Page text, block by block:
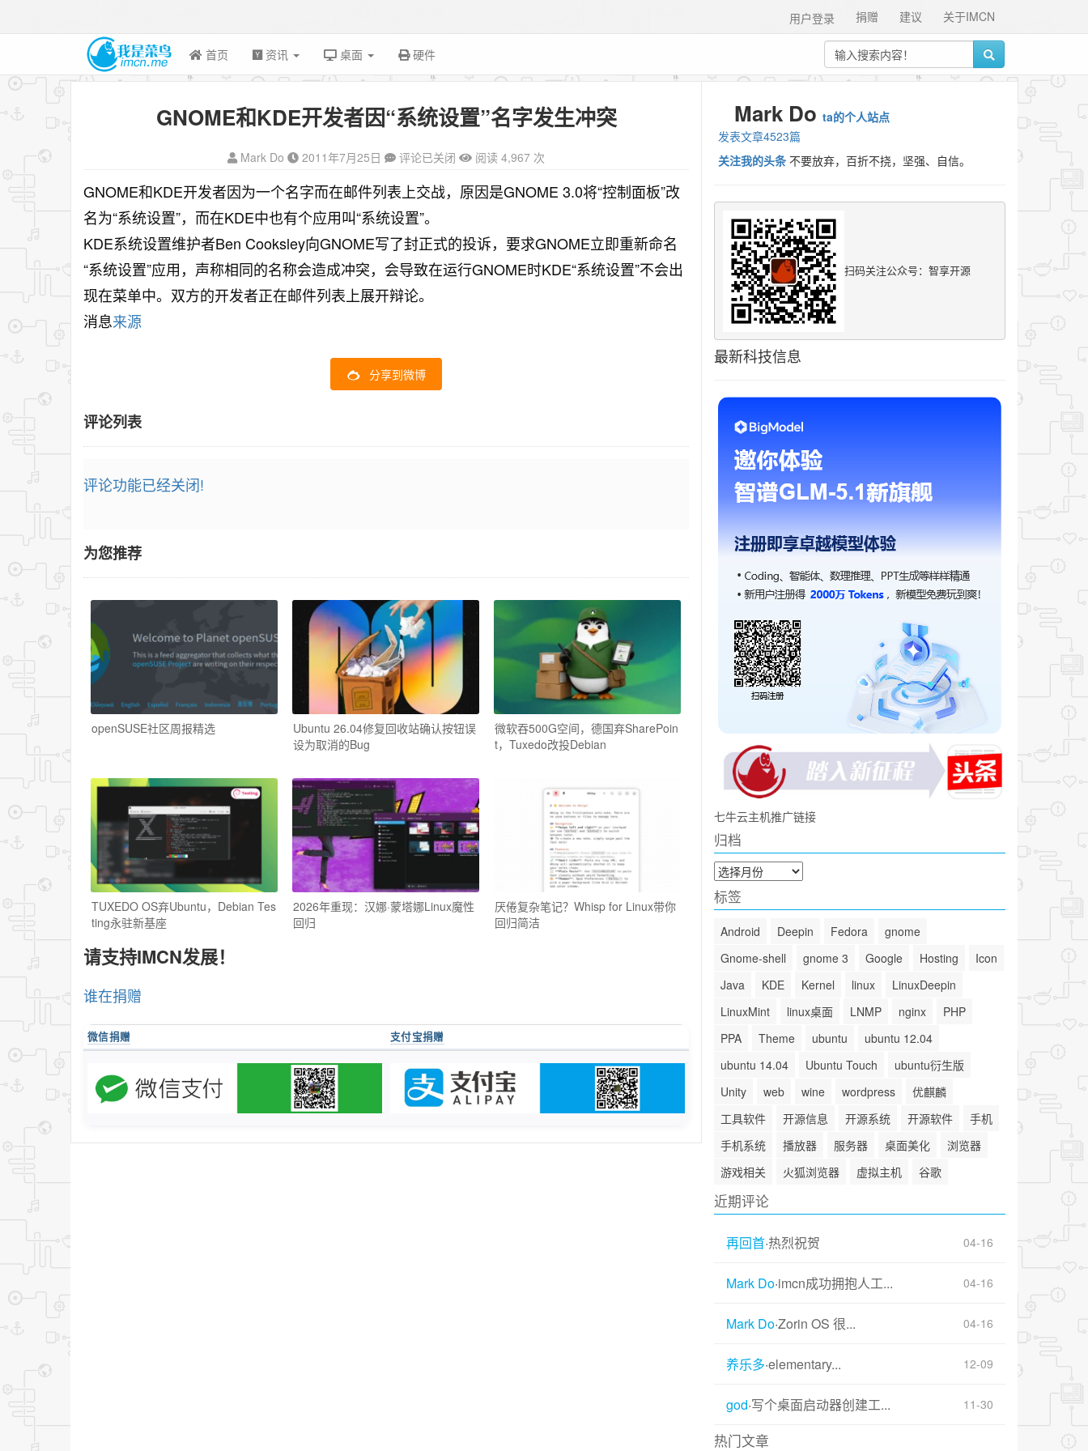
关于IMCN
建议
捐赠
用户登录
首页 资讯 桌面 硬件
GNOME和KDE开发者因“系统设置”名字发生冲突
Mark Do 2011年7月25日 评论已关闭 阅读 4,967 次
GNOME和KDE开发者因为一个名字而在邮件列表上交战，原因是GNOME 3.0将“控制面板”改
名为“系统设置”，而在KDE中也有个应用叫“系统设置”。
KDE系统设置维护者Ben Cooksley向GNOME写了封正式的投诉，要求GNOME立即重新命名
“系统设置”应用，声称相同的名称会造成冲突，会导致在运行GNOME时KDE“系统设置”不会出
现在菜单中。双方的开发者正在邮件列表上展开辩论。
消息来源
分享到微博
评论列表
评论功能已经关闭!
为您推荐
openSUSE社区周报精选
Ubuntu 26.04修复回收站确认按钮误
设为取消的Bug
微软吞500G空间，德国弃SharePoin
t，Tuxedo改投Debian
TUXEDO OS弃Ubuntu，Debian Tes
ting永驻新基座
2026年重现：汉娜·蒙塔娜Linux魔性
回归
厌倦复杂笔记？Whisp for Linux带你
回归简洁
请支持IMCN发展！
谁在捐赠
微信捐赠 支付宝捐赠
Mark Do ta的个人站点
发表文章4523篇
关注我的头条 不要放弃，百折不挠，坚强、自信。
扫码关注公众号：智享开源
最新科技信息
七牛云主机推广链接
归档
归
档
标签
Android Deepin Fedora
gnome
Gnome-shell
gnome 3 Google Hosting
Icon
Java
KDE Kernel linux
LinuxDeepin
LinuxMint
linux桌面 LNMP nginx
PHP
PPA
Theme ubuntu
ubuntu 12.04
ubuntu 14.04
Ubuntu Touch
ubuntu衍生版
Unity
web wine wordpress
优麒麟
工具软件
开源信息 开源系统 开源软件
手机
手机系统
播放器 服务器 桌面美化
浏览器
游戏相关
火狐浏览器 虚拟主机 谷歌
近期评论
再回首·热烈祝贺 04-16
Mark Do·imcn成功拥抱人工... 04-16
Mark Do·Zorin OS 很... 04-16
养乐多·elementary... 12-09
god·写个桌面启动器创建工... 11-30
热门文章